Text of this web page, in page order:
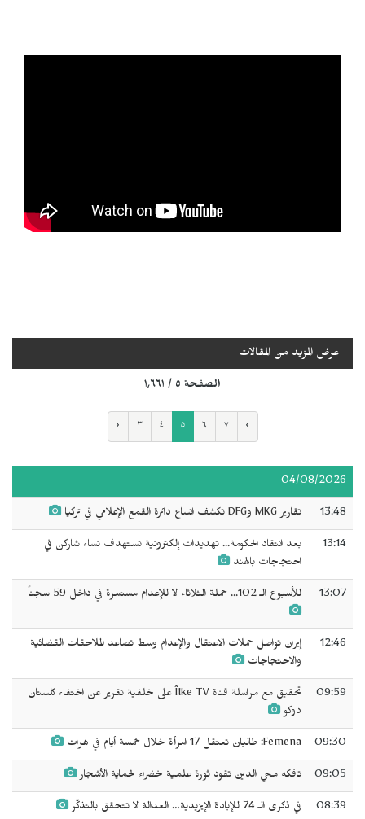
عرض المزيد من المقالات
الصفحة ٥ / ١٬٦٦١
‹ ٣ ٤ ٥ ٦ ٧ ›
04/08/2026
13:48 تقارير MKG وDFG تكشف اتساع دائرة القمع الإعلامي في تركيا
13:14
بعد انتقاد الحكومة... تهديدات إلكترونية تستهدف نساء شاركن في
احتجاجات بالهند
13:07 للأسبوع الـ 102... حملة الثلاثاء لا للإعدام مستمرة في داخل 59 سجناً
12:46
إيران تواصل حملات الاعتقال والإعدام وسط تصاعد الملاحقات القضائية
والاحتجاجات
09:59
تحقيق مع مراسلة قناة Îlke TV على خلفية تقرير عن اختفاء كلستان
دوكو
09:30 Femena: طالبان تعتقل 17 امرأة خلال خمسة أيام في هرات
09:05 تافكه محي الدين تقود ثورة علمية خضراء لحماية الأشجار
08:39 في ذكرى الـ 74 للإبادة الإيزيدية… العدالة لا تتحقق بالتذكّر